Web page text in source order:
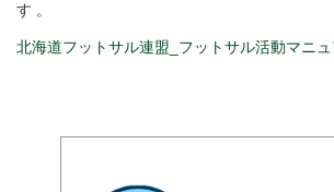
す 。
北海道フットサル連盟_フットサル活動マニ